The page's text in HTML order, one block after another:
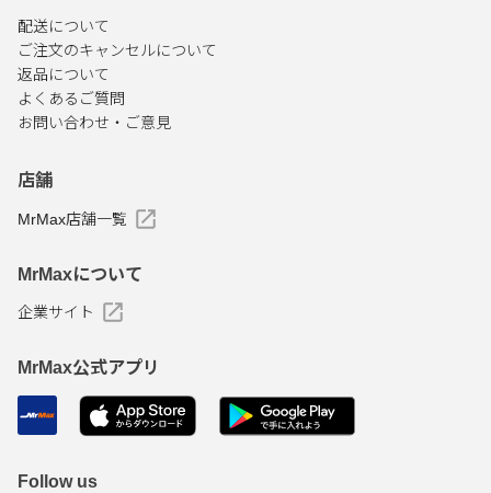
配送について
ご注文のキャンセルについて
返品について
よくあるご質問
お問い合わせ・ご意見
店舗
MrMax店舗一覧
MrMaxについて
企業サイト
MrMax公式アプリ
Follow us